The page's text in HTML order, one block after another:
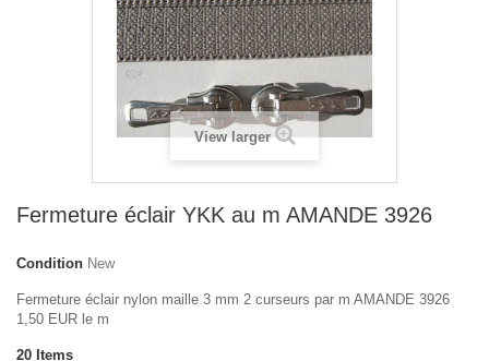
View larger
Fermeture éclair YKK au m AMANDE 3926
Condition New
Fermeture éclair nylon maille 3 mm 2 curseurs par m AMANDE 3926
1,50 EUR le m
20 Items